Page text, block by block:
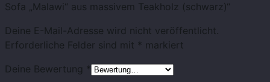
Sofa „Malawi“ aus massivem Teakholz (schwarz)“
Deine E-Mail-Adresse wird nicht veröffentlicht.
Erforderliche Felder sind mit * markiert
Deine Bewertung *